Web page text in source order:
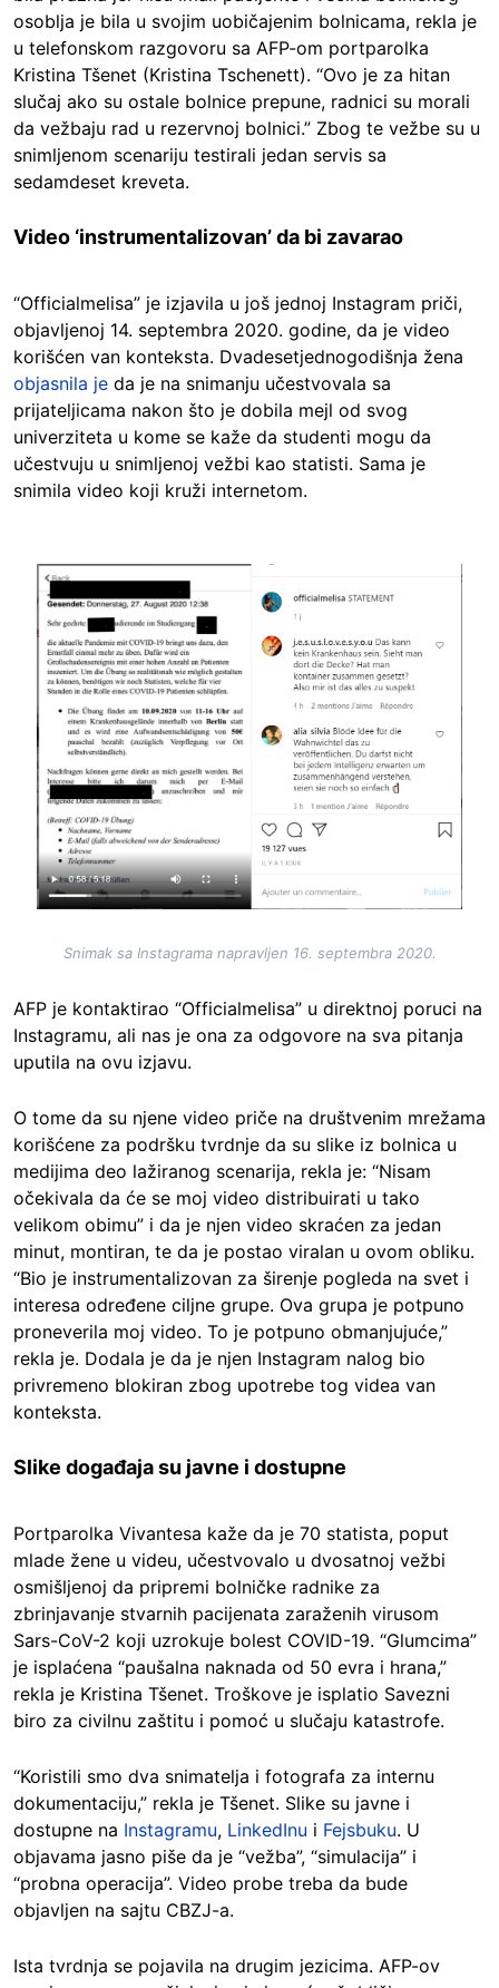
osoblja je bila u svojim uobičajenim bolnicama, rekla je
u telefonskom razgovoru sa AFP-om portparolka
Kristina Tšenet (Kristina Tschenett). “Ovo je za hitan
slučaj ako su ostale bolnice prepune, radnici su morali
da vežbaju rad u rezervnoj bolnici.” Zbog te vežbe su u
snimljenom scenariju testirali jedan servis sa
sedamdeset kreveta.
Video ‘instrumentalizovan’ da bi zavarao
“Officialmelisa” je izjavila u još jednoj Instagram priči,
objavljenoj 14. septembra 2020. godine, da je video
korišćen van konteksta. Dvadesetjednogodišnja žena
objasnila je da je na snimanju učestvovala sa
prijateljicama nakon što je dobila mejl od svog
univerziteta u kome se kaže da studenti mogu da
učestvuju u snimljenoj vežbi kao statisti. Sama je
snimila video koji kruži internetom.
Image
Snimak sa Instagrama napravljen 16. septembra 2020.
AFP je kontaktirao “Officialmelisa” u direktnoj poruci na
Instagramu, ali nas je ona za odgovore na sva pitanja
uputila na ovu izjavu.
O tome da su njene video priče na društvenim mrežama
korišćene za podršku tvrdnje da su slike iz bolnica u
medijima deo lažiranog scenarija, rekla je: “Nisam
očekivala da će se moj video distribuirati u tako
velikom obimu” i da je njen video skraćen za jedan
minut, montiran, te da je postao viralan u ovom obliku.
“Bio je instrumentalizovan za širenje pogleda na svet i
interesa određene ciljne grupe. Ova grupa je potpuno
proneverila moj video. To je potpuno obmanjujuće,”
rekla je. Dodala je da je njen Instagram nalog bio
privremeno blokiran zbog upotrebe tog videa van
konteksta.
Slike događaja su javne i dostupne
Portparolka Vivantesa kaže da je 70 statista, poput
mlade žene u videu, učestvovalo u dvosatnoj vežbi
osmišljenoj da pripremi bolničke radnike za
zbrinjavanje stvarnih pacijenata zaraženih virusom
Sars-CoV-2 koji uzrokuje bolest COVID-19. “Glumcima”
je isplaćena “paušalna naknada od 50 evra i hrana,”
rekla je Kristina Tšenet. Troškove je isplatio Savezni
biro za civilnu zaštitu i pomoć u slučaju katastrofe.
“Koristili smo dva snimatelja i fotografa za internu
dokumentaciju,” rekla je Tšenet. Slike su javne i
dostupne na Instagramu, LinkedInu i Fejsbuku. U
objavama jasno piše da je “vežba”, “simulacija” i
“probna operacija”. Video probe treba da bude
objavljen na sajtu CBZJ-a.
Ista tvrdnja se pojavila na drugim jezicima. AFP-ov